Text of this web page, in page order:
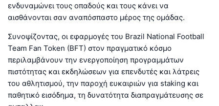
ενδυναμώνει τους οπαδούς και τους κάνει να
αισθάνονται σαν αναπόσπαστο μέρος της ομάδας.
Συνοψίζοντας, οι εφαρμογές του Brazil National Football
Team Fan Token (BFT) στον πραγματικό κόσμο
περιλαμβάνουν την ενεργοποίηση προγραμμάτων
πιστότητας και εκδηλώσεων για επενδυτές και λάτρεις
του αθλητισμού, την παροχή ευκαιριών για staking και
παθητικό εισόδημα, τη δυνατότητα διαπραγμάτευσης σε